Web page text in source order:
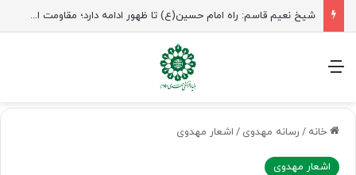
منو
خانه / رسانه مهدوی / اشعار مهدوی
اشعار مهدوی